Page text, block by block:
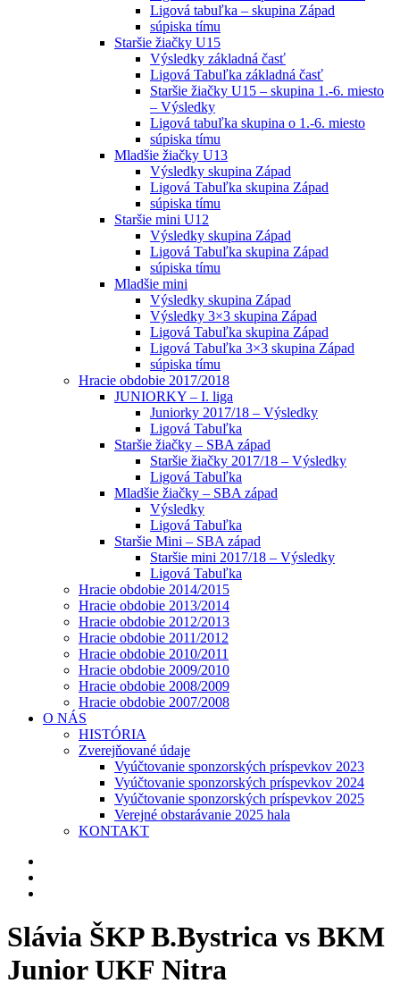
Ligová tabuľka – skupina Západ
súpiska tímu
Staršie žiačky U15
Výsledky základná časť
Ligová Tabuľka základná časť
Staršie žiačky U15 – skupina 1.-6. miesto
– Výsledky
Ligová tabuľka skupina o 1.-6. miesto
súpiska tímu
Mladšie žiačky U13
Výsledky skupina Západ
Ligová Tabuľka skupina Západ
súpiska tímu
Staršie mini U12
Výsledky skupina Západ
Ligová Tabuľka skupina Západ
súpiska tímu
Mladšie mini
Výsledky skupina Západ
Výsledky 3×3 skupina Západ
Ligová Tabuľka skupina Západ
Ligová Tabuľka 3×3 skupina Západ
súpiska tímu
Hracie obdobie 2017/2018
JUNIORKY – I. liga
Juniorky 2017/18 – Výsledky
Ligová Tabuľka
Staršie žiačky – SBA západ
Staršie žiačky 2017/18 – Výsledky
Ligová Tabuľka
Mladšie žiačky – SBA západ
Výsledky
Ligová Tabuľka
Staršie Mini – SBA západ
Staršie mini 2017/18 – Výsledky
Ligová Tabuľka
Hracie obdobie 2014/2015
Hracie obdobie 2013/2014
Hracie obdobie 2012/2013
Hracie obdobie 2011/2012
Hracie obdobie 2010/2011
Hracie obdobie 2009/2010
Hracie obdobie 2008/2009
Hracie obdobie 2007/2008
O NÁS
HISTÓRIA
Zverejňované údaje
Vyúčtovanie sponzorských príspevkov 2023
Vyúčtovanie sponzorských príspevkov 2024
Vyúčtovanie sponzorských príspevkov 2025
Verejné obstarávanie 2025 hala
KONTAKT
Slávia ŠKP B.Bystrica vs BKM
Junior UKF Nitra